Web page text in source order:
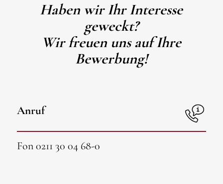
Haben wir Ihr Interesse
geweckt?
Wir freuen uns auf Ihre
Bewerbung!
Anruf
Fon 0211 30 04 68-0